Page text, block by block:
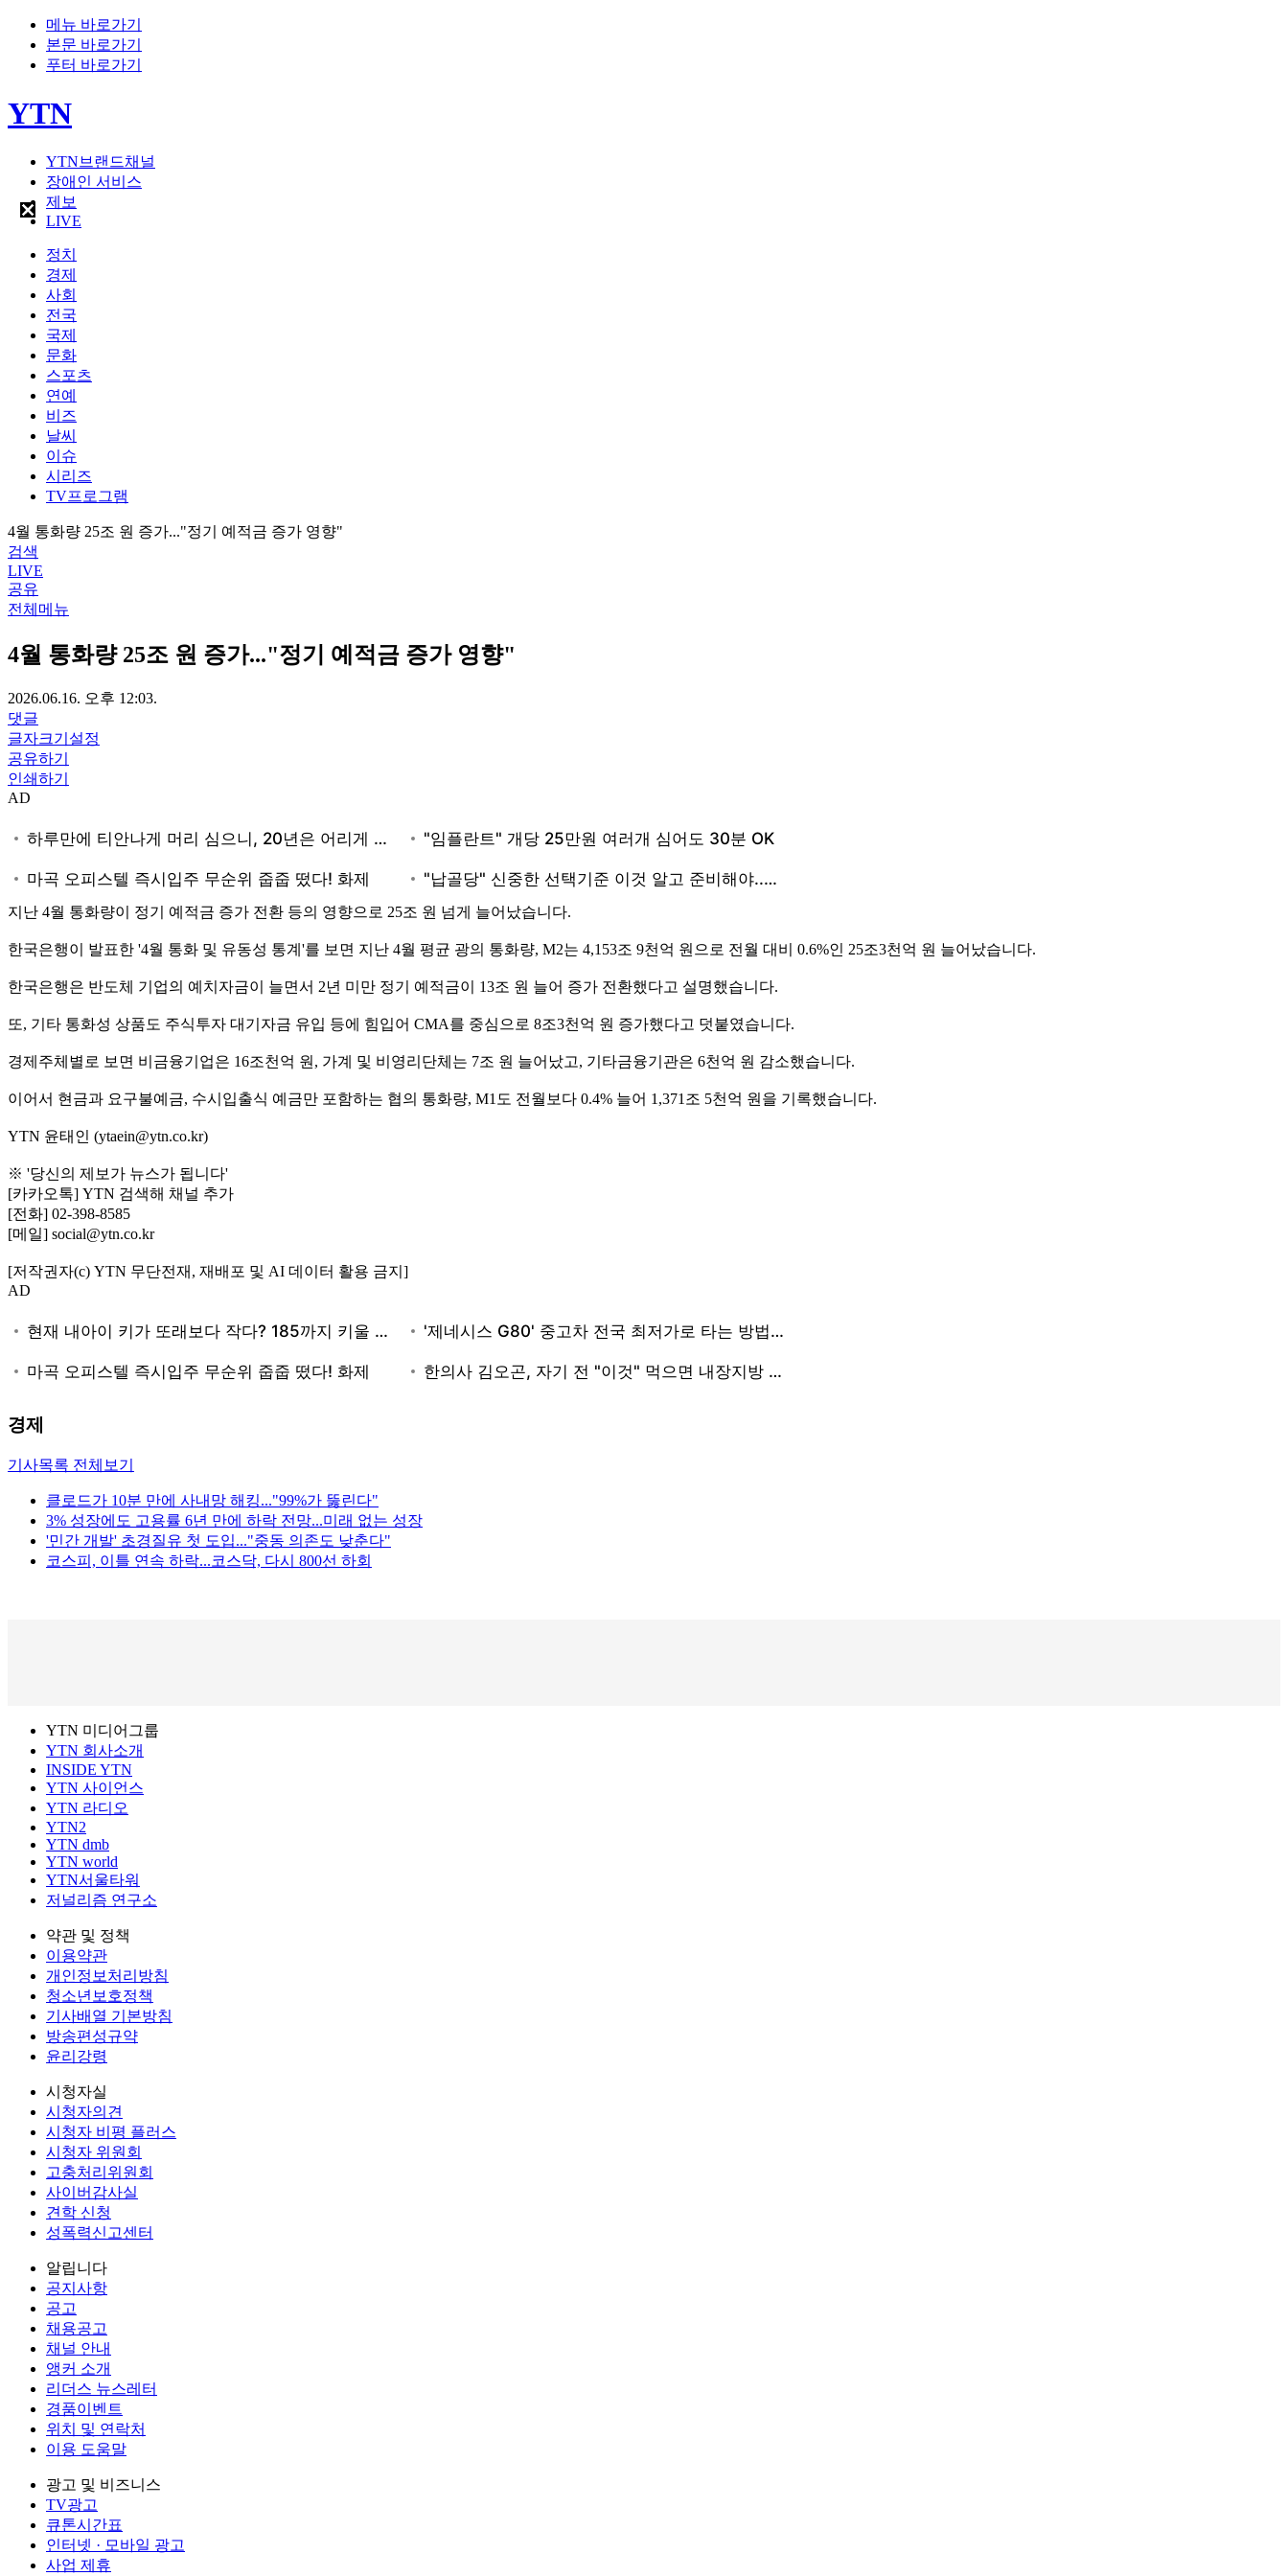
메뉴 바로가기
본문 바로가기
푸터 바로가기
YTN
YTN브랜드채널
장애인 서비스
제보
LIVE
정치
경제
사회
전국
국제
문화
스포츠
연예
비즈
날씨
이슈
시리즈
TV프로그램
4월 통화량 25조 원 증가..."정기 예적금 증가 영향"
검색
LIVE
공유
전체메뉴
4월 통화량 25조 원 증가..."정기 예적금 증가 영향"
2026.06.16. 오후 12:03.
댓글
글자크기설정
공유하기
인쇄하기
AD
지난 4월 통화량이 정기 예적금 증가 전환 등의 영향으로 25조 원 넘게 늘어났습니다.
한국은행이 발표한 '4월 통화 및 유동성 통계'를 보면 지난 4월 평균 광의 통화량, M2는 4,153조 9천억 원으로 전월 대비 0.6%인 25조3천억 원 늘어났습니다.
한국은행은 반도체 기업의 예치자금이 늘면서 2년 미만 정기 예적금이 13조 원 늘어 증가 전환했다고 설명했습니다.
또, 기타 통화성 상품도 주식투자 대기자금 유입 등에 힘입어 CMA를 중심으로 8조3천억 원 증가했다고 덧붙였습니다.
경제주체별로 보면 비금융기업은 16조천억 원, 가계 및 비영리단체는 7조 원 늘어났고, 기타금융기관은 6천억 원 감소했습니다.
이어서 현금과 요구불예금, 수시입출식 예금만 포함하는 협의 통화량, M1도 전월보다 0.4% 늘어 1,371조 5천억 원을 기록했습니다.
YTN 윤태인 (ytaein@ytn.co.kr)
※ '당신의 제보가 뉴스가 됩니다'
[카카오톡] YTN 검색해 채널 추가
[전화] 02-398-8585
[메일] social@ytn.co.kr
[저작권자(c) YTN 무단전재, 재배포 및 AI 데이터 활용 금지]
AD
경제
기사목록 전체보기
클로드가 10분 만에 사내망 해킹..."99%가 뚫린다"
3% 성장에도 고용률 6년 만에 하락 전망...미래 없는 성장
'민간 개발' 초경질유 첫 도입..."중동 의존도 낮춘다"
코스피, 이틀 연속 하락...코스닥, 다시 800선 하회
YTN 미디어그룹
YTN 회사소개
INSIDE YTN
YTN 사이언스
YTN 라디오
YTN2
YTN dmb
YTN world
YTN서울타워
저널리즘 연구소
약관 및 정책
이용약관
개인정보처리방침
청소년보호정책
기사배열 기본방침
방송편성규약
윤리강령
시청자실
시청자의견
시청자 비평 플러스
시청자 위원회
고충처리위원회
사이버감사실
견학 신청
성폭력신고센터
알립니다
공지사항
공고
채용공고
채널 안내
앵커 소개
리더스 뉴스레터
경품이벤트
위치 및 연락처
이용 도움말
광고 및 비즈니스
TV광고
큐톤시간표
인터넷 · 모바일 광고
사업 제휴